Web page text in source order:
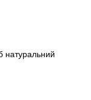
натуральний